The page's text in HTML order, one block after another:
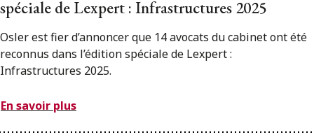
spéciale de Lexpert : Infrastructures 2025
Osler est fier d’annoncer que 14 avocats du cabinet ont été
reconnus dans l’édition spéciale de Lexpert :
Infrastructures 2025.
En savoir plus